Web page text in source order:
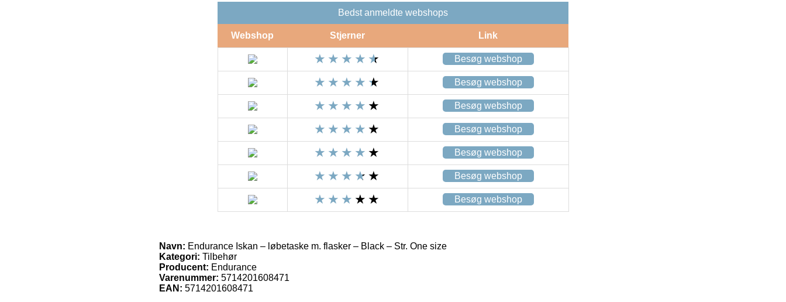
Bedst anmeldte webshops
Webshop Stjerner Link
Besøg webshop
Besøg webshop
Besøg webshop
Besøg webshop
Besøg webshop
Besøg webshop
Besøg webshop
Navn: Endurance Iskan – løbetaske m. flasker – Black – Str. One size
Kategori: Tilbehør
Producent: Endurance
Varenummer: 5714201608471
EAN: 5714201608471